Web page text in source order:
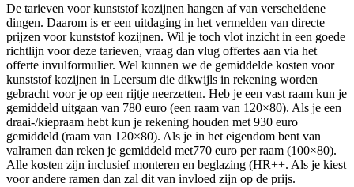
De tarieven voor kunststof kozijnen hangen af van verscheidene
dingen. Daarom is er een uitdaging in het vermelden van directe
prijzen voor kunststof kozijnen. Wil je toch vlot inzicht in een goede
richtlijn voor deze tarieven, vraag dan vlug offertes aan via het
offerte invulformulier. Wel kunnen we de gemiddelde kosten voor
kunststof kozijnen in Leersum die dikwijls in rekening worden
gebracht voor je op een rijtje neerzetten. Heb je een vast raam kun je
gemiddeld uitgaan van 780 euro (een raam van 120×80). Als je een
draai-/kiepraam hebt kun je rekening houden met 930 euro
gemiddeld (raam van 120×80). Als je in het eigendom bent van
valramen dan reken je gemiddeld met770 euro per raam (100×80).
Alle kosten zijn inclusief monteren en beglazing (HR++. Als je kiest
voor andere ramen dan zal dit van invloed zijn op de prijs.